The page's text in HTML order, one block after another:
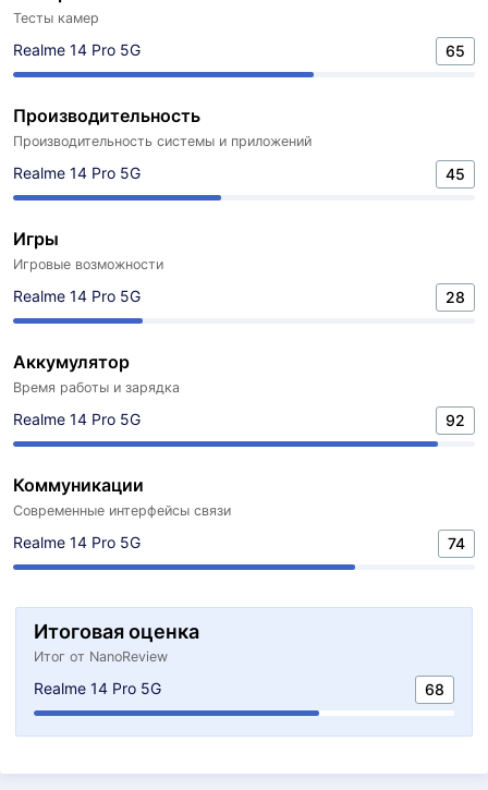
Тесты камер
Realme 14 Pro 5G 65
Производительность
Производительность системы и приложений
Realme 14 Pro 5G 45
Игры
Игровые возможности
Realme 14 Pro 5G 28
Аккумулятор
Время работы и зарядка
Realme 14 Pro 5G 92
Коммуникации
Современные интерфейсы связи
Realme 14 Pro 5G 74
Итоговая оценка
Итог от NanoReview
Realme 14 Pro 5G 68